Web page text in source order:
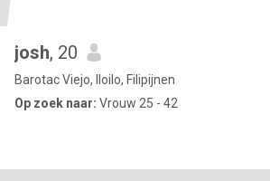
josh, 20
Barotac Viejo, Iloilo, Filipijnen
Op zoek naar: Vrouw 25 - 42